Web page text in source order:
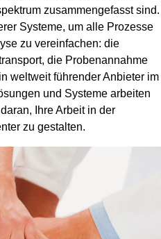
zusammengefasst sind.
Systeme, um alle Prozesse
zu vereinfachen: die
die Probenannahme
weltweit führender Anbieter im
und Systeme arbeiten
Ihre Arbeit in der
zu gestalten.